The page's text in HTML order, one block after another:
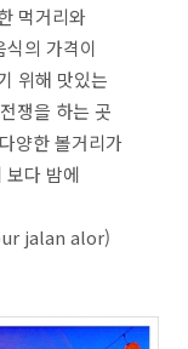
먹거리와
의 가격이
위해 맛있는
쟁을 하는 곳
양한 볼거리가
다 밤에
jalan alor)